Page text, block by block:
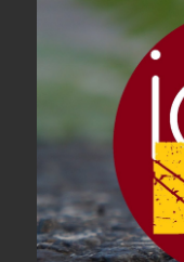
content
Dansez